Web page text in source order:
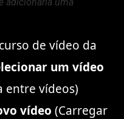
de vídeo da
um vídeo
entre vídeos)
vídeo (Carregar